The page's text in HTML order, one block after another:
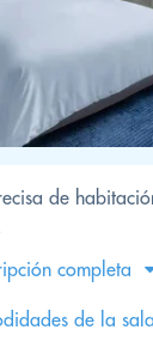
de
completa
de la sala